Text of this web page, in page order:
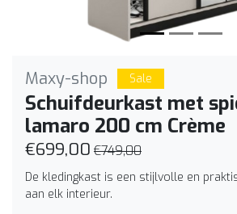
Maxy-shop Sale
Schuifdeurkast met
lamaro 200 cm Crème
€699,00 €749,00
De kledingkast is een stijlvolle en
aan elk interieur.